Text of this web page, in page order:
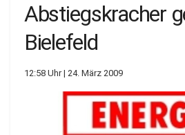
Abstiegskracher
Bielefeld
12:58 Uhr | 24. März 2009